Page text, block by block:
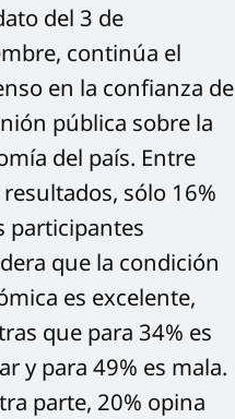
del 3 de
continúa el
en la confianza de
pública sobre la
del país. Entre
sólo 16%
participantes
que la condición
es excelente,
que para 34% es
y para 49% es mala.
parte, 20% opina